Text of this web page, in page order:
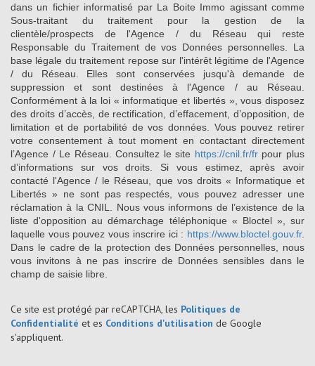
dans un fichier informatisé par La Boite Immo agissant comme
Sous-traitant du traitement pour la gestion de la
clientèle/prospects de l'Agence / du Réseau qui reste
Responsable du Traitement de vos Données personnelles. La
base légale du traitement repose sur l'intérêt légitime de l'Agence
/ du Réseau. Elles sont conservées jusqu'à demande de
suppression et sont destinées à l'Agence / au Réseau.
Conformément à la loi « informatique et libertés », vous disposez
des droits d’accès, de rectification, d’effacement, d’opposition, de
limitation et de portabilité de vos données. Vous pouvez retirer
votre consentement à tout moment en contactant directement
l’Agence / Le Réseau. Consultez le site https://cnil.fr/frpour plus
d’informations sur vos droits. Si vous estimez, après avoir
contacté l'Agence / le Réseau, que vos droits « Informatique et
Libertés » ne sont pas respectés, vous pouvez adresser une
réclamation à la CNIL. Nous vous informons de l’existence de la
liste d'opposition au démarchage téléphonique « Bloctel », sur
laquelle vous pouvez vous inscrire ici : https://www.bloctel.gouv.fr.
Dans le cadre de la protection des Données personnelles, nous
vous invitons à ne pas inscrire de Données sensibles dans le
champ de saisie libre.
Ce site est protégé par reCAPTCHA, les Politiques de
Confidentialité et es Conditions d'utilisation de Google
s'appliquent.